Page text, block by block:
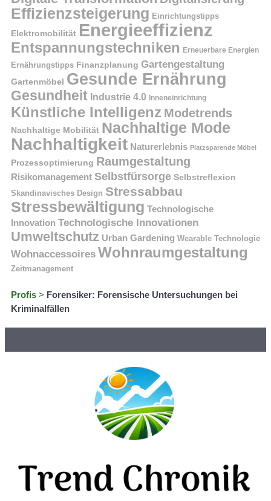
Effizienzsteigerung Einrichtungstipps
Elektromobilität Energieeffizienz
Entspannungstechniken Erneuerbare Energien
Ernährungstipps Finanzplanung Gartengestaltung
Gartenmöbel Gesunde Ernährung
Gesundheit Industrie 4.0 Inneneinrichtung
Künstliche Intelligenz Modetrends
Nachhaltige Mobilität Nachhaltige Mode
Nachhaltigkeit Naturerlebnis Platzsparende Möbel
Prozessoptimierung Raumgestaltung
Risikomanagement Selbstfürsorge Selbstreflexion
Skandinavisches Design Stressabbau
Stressbewältigung Technologische
Innovation Technologische Innovationen
Umweltschutz Urban Gardening Wearable Technologie
Wohnaccessoires Wohnraumgestaltung
Zeitmanagement
Profis > Forensiker: Forensische Untersuchungen bei
Kriminalfällen